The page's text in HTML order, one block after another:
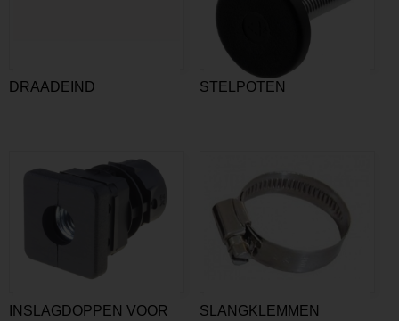
DRAADEIND STELPOTEN
INSLAGDOPPEN VOOR
SLANGKLEMMEN